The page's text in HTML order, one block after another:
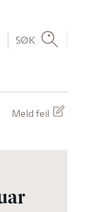
SØK
Meld feil